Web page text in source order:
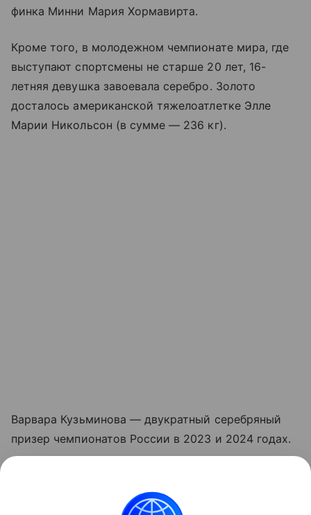
финка Минни Мария Хормавирта.
Кроме того, в молодежном чемпионате мира, где
выступают спортсмены не старше 20 лет, 16-
летняя девушка завоевала серебро. Золото
досталось американской тяжелоатлетке Элле
Марии Никольсон (в сумме — 236 кг).
Варвара Кузьминова — двукратный серебряный
призер чемпионатов России в 2023 и 2024 годах.
Перу и завершится 5 мая. Российские спортсмены